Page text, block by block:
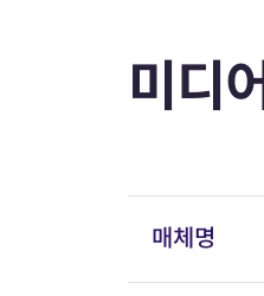
미디어
매체명